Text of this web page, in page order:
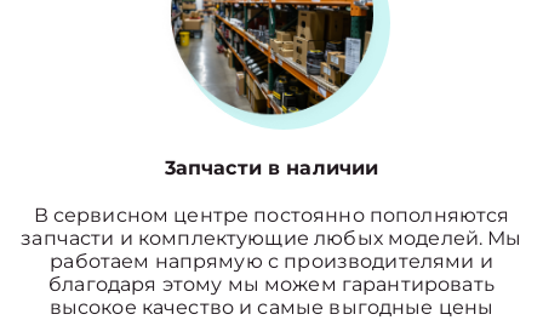
3апчасти в наличии
В сервисном центре постоянно пополняются
запчасти и комплектующие любых моделей. Мы
работаем напрямую с производителями и
благодаря этому мы можем гарантировать
высокое качество и самые выгодные цены